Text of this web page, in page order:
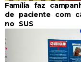
Família faz
de paciente com
no SUS